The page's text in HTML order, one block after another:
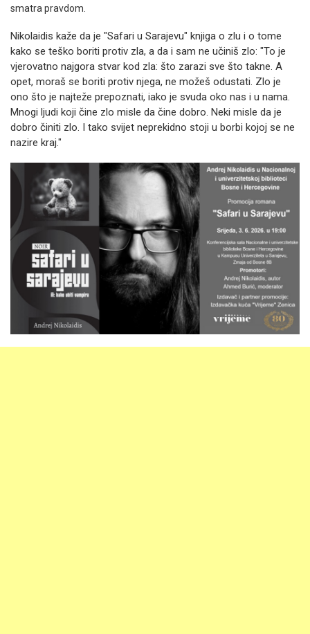
smatra pravdom.
Nikolaidis kaže da je "Safari u Sarajevu" knjiga o zlu i o tome
kako se teško boriti protiv zla, a da i sam ne učiniš zlo: "To je
vjerovatno najgora stvar kod zla: što zarazi sve što takne. A
opet, moraš se boriti protiv njega, ne možeš odustati. Zlo je
ono što je najteže prepoznati, iako je svuda oko nas i u nama.
Mnogi ljudi koji čine zlo misle da čine dobro. Neki misle da je
dobro činiti zlo. I tako svijet neprekidno stoji u borbi kojoj se ne
nazire kraj."